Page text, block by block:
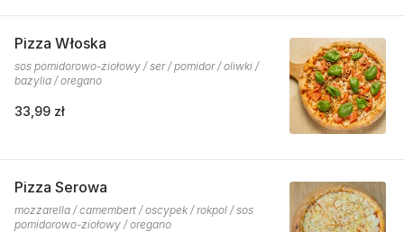
Pizza Włoska
sos pomidorowo-ziołowy / ser / pomidor / oliwki /
bazylia / oregano
33,99 zł
Pizza Serowa
mozzarella / camembert / oscypek / rokpol / sos
pomidorowo-ziołowy / oregano